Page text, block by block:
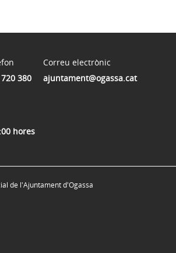
380
Correu electrònic
ajuntament@ogassa.cat
hores
de l'Ajuntament d'Ogassa